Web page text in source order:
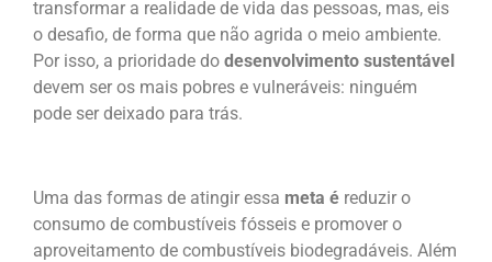
transformar a realidade de vida das pessoas, mas, eis
o desafio, de forma que não agrida o meio ambiente.
Por isso, a prioridade do desenvolvimento sustentável
devem ser os mais pobres e vulneráveis: ninguém
pode ser deixado para trás.
Uma das formas de atingir essa meta é reduzir o
consumo de combustíveis fósseis e promover o
aproveitamento de combustíveis biodegradáveis. Além